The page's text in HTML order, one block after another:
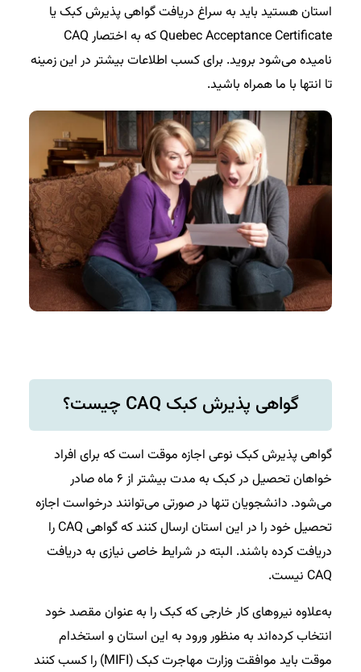
استان هستید باید به سراغ دریافت گواهی پذیرش کبک یا
Quebec Acceptance Certificate که به اختصار CAQ
نامیده می‌شود بروید. برای کسب اطلاعات بیشتر در این زمینه
تا انتها با ما همراه باشید.
گواهی پذیرش کبک CAQ چیست؟
گواهی پذیرش کبک نوعی اجازه موقت است که برای افراد
خواهان تحصیل در کبک به مدت بیشتر از ۶ ماه صادر
می‌شود. دانشجویان تنها در صورتی می‌توانند درخواست اجازه
تحصیل خود را در این استان ارسال کنند که گواهی CAQ را
دریافت کرده باشند. البته در شرایط خاصی نیازی به دریافت
CAQ نیست.
به‌علاوه نیروهای کار خارجی که کبک را به عنوان مقصد خود
انتخاب کرده‌اند به منظور ورود به این استان و استخدام
موقت باید موافقت وزارت مهاجرت کبک (MIFI) را کسب کنند